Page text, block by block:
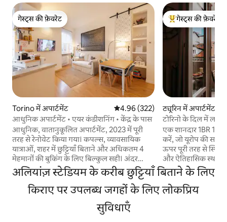
गेस्ट्स की फ़ेवरेट
गेस्ट्स की फ़ेवरेट
Torino में अपार्टमेंट औसत रेटिंग 5 में से 4.96, 322 समीक्षाएँ
4.96 (322)
आधुनिक अपार्टमेंट • एयर कंडीशनिंग • केंद्र के पास
आधुनिक, वातानुकूलित अपार्टमेंट, 2023 में पूरी
तरह से रेनोवेट किया गया। कपल्स, व्यावसायिक
यात्राओं, शहर में छुट्टियाँ बिताने और अधिकतम 4
मेहमानों की बुकिंग के लिए बिल्कुल सही। अंदर
आपको ये चीज़ें मिलेंगी: • बेडरूम • बाथरूम • सोफ़ा
बेड के साथ लिविंग एरिया • पूरी तरह से सुसज्जित
किचन • तेज़ वाई - फ़ाई • Netflix के साथ स्मार्ट
टीवी • खुद से चेक इन करने की सुविधा • पालतू
लिए एक साफ़-सुथरा, आरामदायक ठिकाना। पहली
गेस्ट्स का टॉप फ़ेवरेट
गेस्ट्स की फ़ेवरेट
ट्यूरिन में अपार्टमेंट
टोरिनो के दिल में
एक शानदार 1BR 1BA
करें, जो यूरोप की सबसे
ऊपर पूरी तरह से स्थित
और ऐतिहासिक स्थलों
अपराजेय लोकेशन के
डिज़ाइन, सुविधाएँ और
हैं कि आपके पास वह
करने, रिचार्ज करने,
अलियांज़ स्टेडियम के करीब छुट्टियाँ बिताने के लिए
किराए पर उपलब्ध जगहों के लिए लोकप्रिय
सुविधाएँ